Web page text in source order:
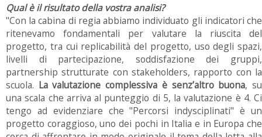
Qual è il risultato della vostra analisi?
"Con la cabina di regia abbiamo individuato gli indicatori che
ritenevamo fondamentali per valutare la riuscita del
progetto, tra cui replicabilità del progetto, uso degli spazi,
livelli di partecipazione, soddisfazione dei gruppi,
partnership strutturate con stakeholders, rapporto con la
scuola. La valutazione complessiva è senz’altro buona, su
una scala che arriva al punteggio di 5, la valutazione è 4. Ci
tengo ad evidenziare che "Percorsi indysciplinati" è un
progetto coraggioso, uno dei pochi in Italia e in Europa che